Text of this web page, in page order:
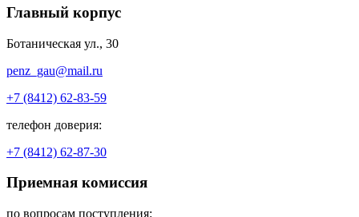
Главный корпус
Ботаническая ул., 30
penz_gau@mail.ru
+7 (8412) 62-83-59
телефон доверия:
+7 (8412) 62-87-30
Приемная комиссия
по вопросам поступления: